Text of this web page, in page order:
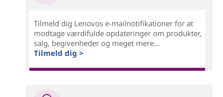
Tilmeld dig Lenovos e-mailnotifikationer for at
modtage værdifulde opdateringer om produkter,
salg, begivenheder og meget mere...
Tilmeld dig >